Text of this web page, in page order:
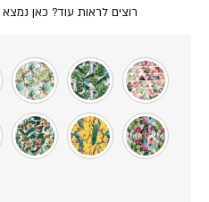
רוצים לראות עוד? כאן נמצא